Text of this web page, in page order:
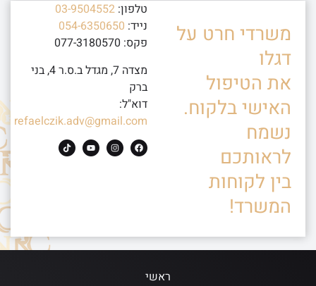
משרדי חרט על
דגלו
את הטיפול
האישי בלקוח.
נשמח
לראותכם
בין לקוחות
המשרד!
טלפון: 03-9504552
נייד: 054-6350650
פקס: 077-3180570
מצדה 7, מגדל ב.ס.ר 4, בני
ברק
דוא"ל:
refaelczik.adv@gmail.com
ראשי